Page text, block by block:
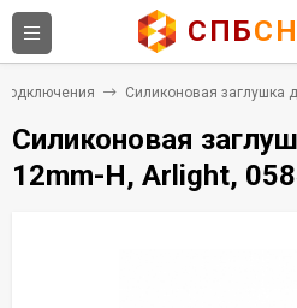
СПБ
Силиконовая заглушка
Силиконовая
12mm-H, Arlight,